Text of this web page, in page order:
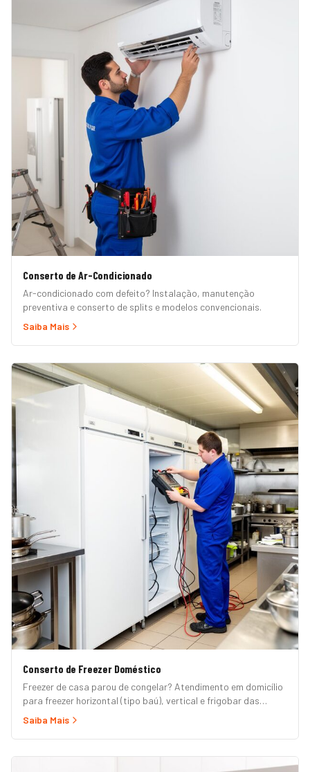
Conserto de Ar-Condicionado
Ar-condicionado com defeito? Instalação, manutenção
preventiva e conserto de splits e modelos convencionais.
Saiba Mais
Conserto de Freezer Doméstico
Freezer de casa parou de congelar? Atendimento em domicílio
para freezer horizontal (tipo baú), vertical e frigobar das
marcas Brastemp, Consul, Electrolux, Esmaltec, Philco e
de restaurante, padaria ou mercado, veja nossa página de
Freezer Comercial.)
Saiba Mais